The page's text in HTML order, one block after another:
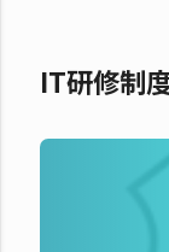
IT研修制